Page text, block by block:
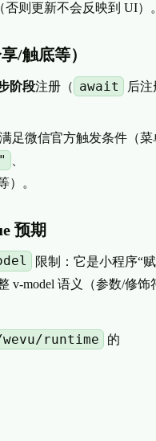
则更新不会反映到 UI）
/触底等）
阶段注册（ await
后注
足微信官方触发条件（菜
）。
预期
限制：它是小程序“赋
v-model 语义（参数/修饰
runtime 的